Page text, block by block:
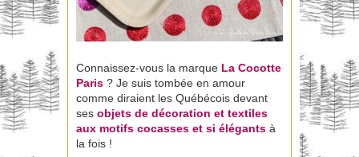
Connaissez-vous la marque La Cocotte
Paris ? Je suis tombée en amour
comme diraient les Québécois devant
ses objets de décoration et textiles
aux motifs cocasses et si élégants à
la fois !